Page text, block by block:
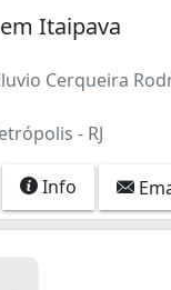
em Itaipava
Cerqueira
- RJ
Info